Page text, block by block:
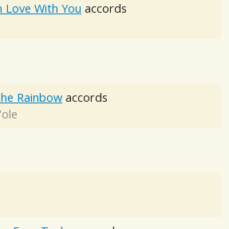
Love With You accords
Rainbow accords